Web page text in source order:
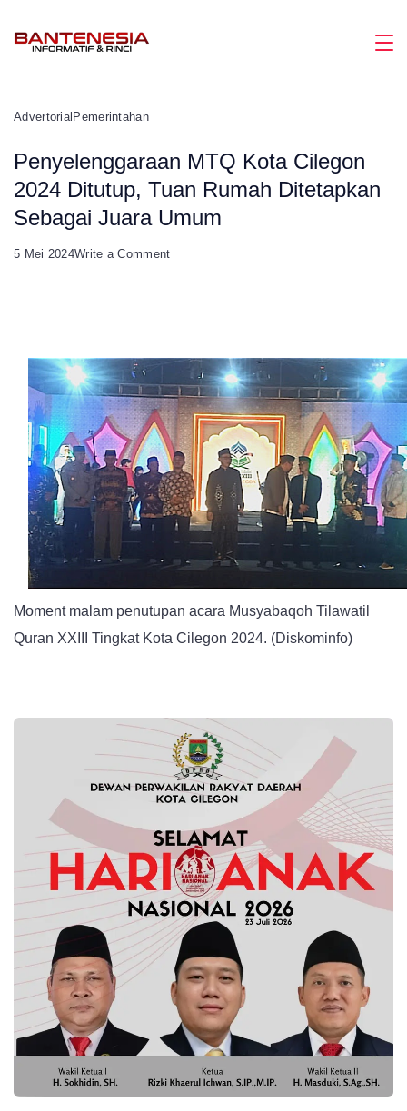
Advertorial Pemerintahan
Penyelenggaraan MTQ Kota Cilegon
2024 Ditutup, Tuan Rumah Ditetapkan
Sebagai Juara Umum
5 Mei 2024Write a Commenton
Cilegon
2024
Ditutup,
Tuan
Rumah
Ditetapkan
Sebagai
Moment malam penutupan acara Musyabaqoh Tilawatil
Quran XXIII Tingkat Kota Cilegon 2024. (Diskominfo)